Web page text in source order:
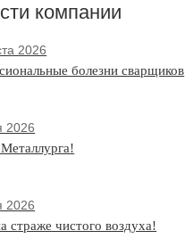
компании
2026
болезни сварщиков
2026
2026
страже чистого воздуха!